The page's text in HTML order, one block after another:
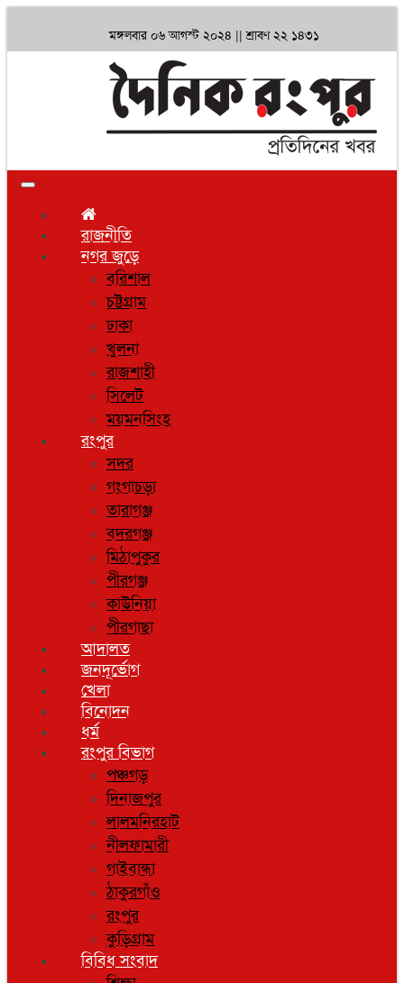
মঙ্গলবার ০৬ আগস্ট ২০২৪ || শ্রাবণ ২২ ১৪৩১
Toggle
রাজনীতি
নগর জুড়ে
বরিশাল
চট্টগ্রাম
ঢাকা
খুলনা
রাজশাহী
সিলেট
ময়মনসিংহ
রংপুর
সদর
গংগাচড়া
তারাগঞ্জ
বদরগঞ্জ
মিঠাপুকুর
পীরগঞ্জ
কাউনিয়া
পীরগাছা
আদালত
জনদূর্ভোগ
খেলা
বিনোদন
ধর্ম
রংপুর বিভাগ
পঞ্চগড়
দিনাজপুর
লালমনিরহাট
নীলফামারী
গাইবান্ধা
ঠাকুরগাঁও
রংপুর
কুড়িগ্রাম
বিবিধ সংবাদ